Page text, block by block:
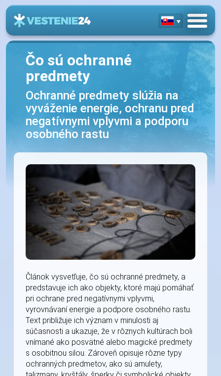
Čo sú ochranné
predmety
Ochranné predmety slúžia na
vyváženie energie, ochranu pred
negatívnymi vplyvmi a podporu
osobného rastu
Článok vysvetľuje, čo sú ochranné predmety, a
predstavuje ich ako objekty, ktoré majú pomáhať
pri ochrane pred negatívnymi vplyvmi,
vyrovnávaní energie a podpore osobného rastu.
Text približuje ich význam v minulosti aj
súčasnosti a ukazuje, že v rôznych kultúrach boli
vnímané ako posvätné alebo magické predmety
s osobitnou silou. Zároveň opisuje rôzne typy
ochranných predmetov, ako sú amulety,